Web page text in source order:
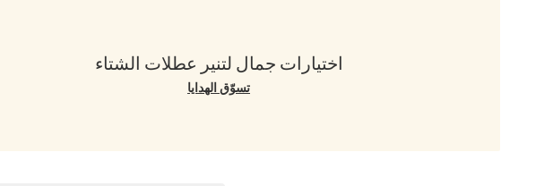
اختيارات جمال لتنير عطلات الشتاء
تسوّق الهدايا